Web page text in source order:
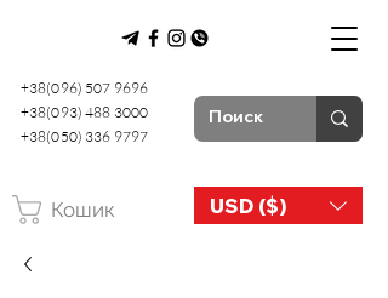
+38(096) 507 9696
+38(093) 488 3000
+38(050) 336 9797
USD ($)
Кошик